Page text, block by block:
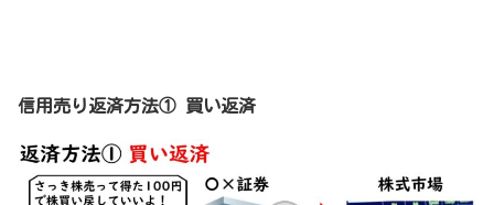
信用売り返済方法① 買い返済